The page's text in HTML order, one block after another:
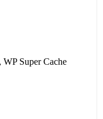
Super Cache